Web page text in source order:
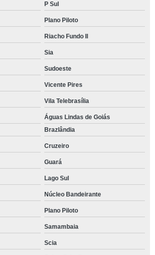
P Sul
Plano Piloto
Riacho Fundo II
Sia
Sudoeste
Vicente Pires
Vila Telebrasília
Águas Lindas de Goiás
Brazlândia
Cruzeiro
Guará
Lago Sul
Núcleo Bandeirante
Plano Piloto
Samambaia
Scia